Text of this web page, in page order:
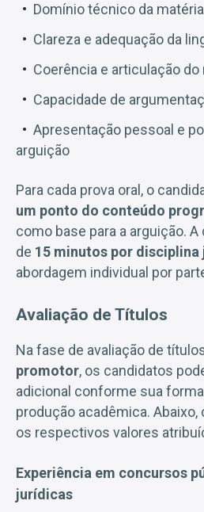
Domínio técnico da matéria
Clareza e adequação da
Coerência e articulação
Capacidade de
Apresentação pessoal e
arguição
Para cada prova oral, o
um ponto do conteúdo
como base para a arguição.
de 15 minutos por disciplina
abordagem individual por
Avaliação de Títulos
Na fase de avaliação de
promotor, os candidatos
adicional conforme sua
produção acadêmica.
os respectivos valores
Experiência em concursos
jurídicas